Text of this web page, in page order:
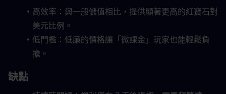
高效率：與一般儲值相比，提供顯著更高的紅寶石對
美元比例。
低門檻：低廉的價格讓「微課金」玩家也能輕鬆負
擔。
缺點